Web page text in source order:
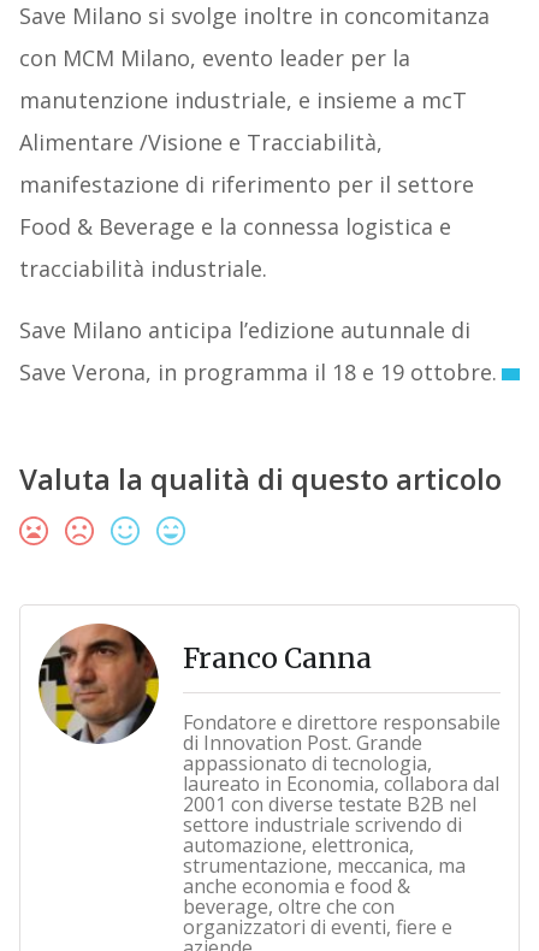
Save Milano si svolge inoltre in concomitanza
con MCM Milano, evento leader per la
manutenzione industriale, e insieme a mcT
Alimentare /Visione e Tracciabilità,
manifestazione di riferimento per il settore
Food & Beverage e la connessa logistica e
tracciabilità industriale.
Save Milano anticipa l’edizione autunnale di
Save Verona, in programma il 18 e 19 ottobre.
Valuta la qualità di questo articolo
Franco Canna
Fondatore e direttore responsabile
di Innovation Post. Grande
appassionato di tecnologia,
laureato in Economia, collabora dal
2001 con diverse testate B2B nel
settore industriale scrivendo di
automazione, elettronica,
strumentazione, meccanica, ma
anche economia e food &
beverage, oltre che con
organizzatori di eventi, fiere e